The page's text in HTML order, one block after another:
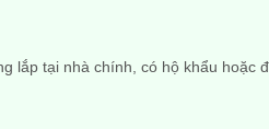
lắp tại nhà chính, có hộ khẩu hoặc